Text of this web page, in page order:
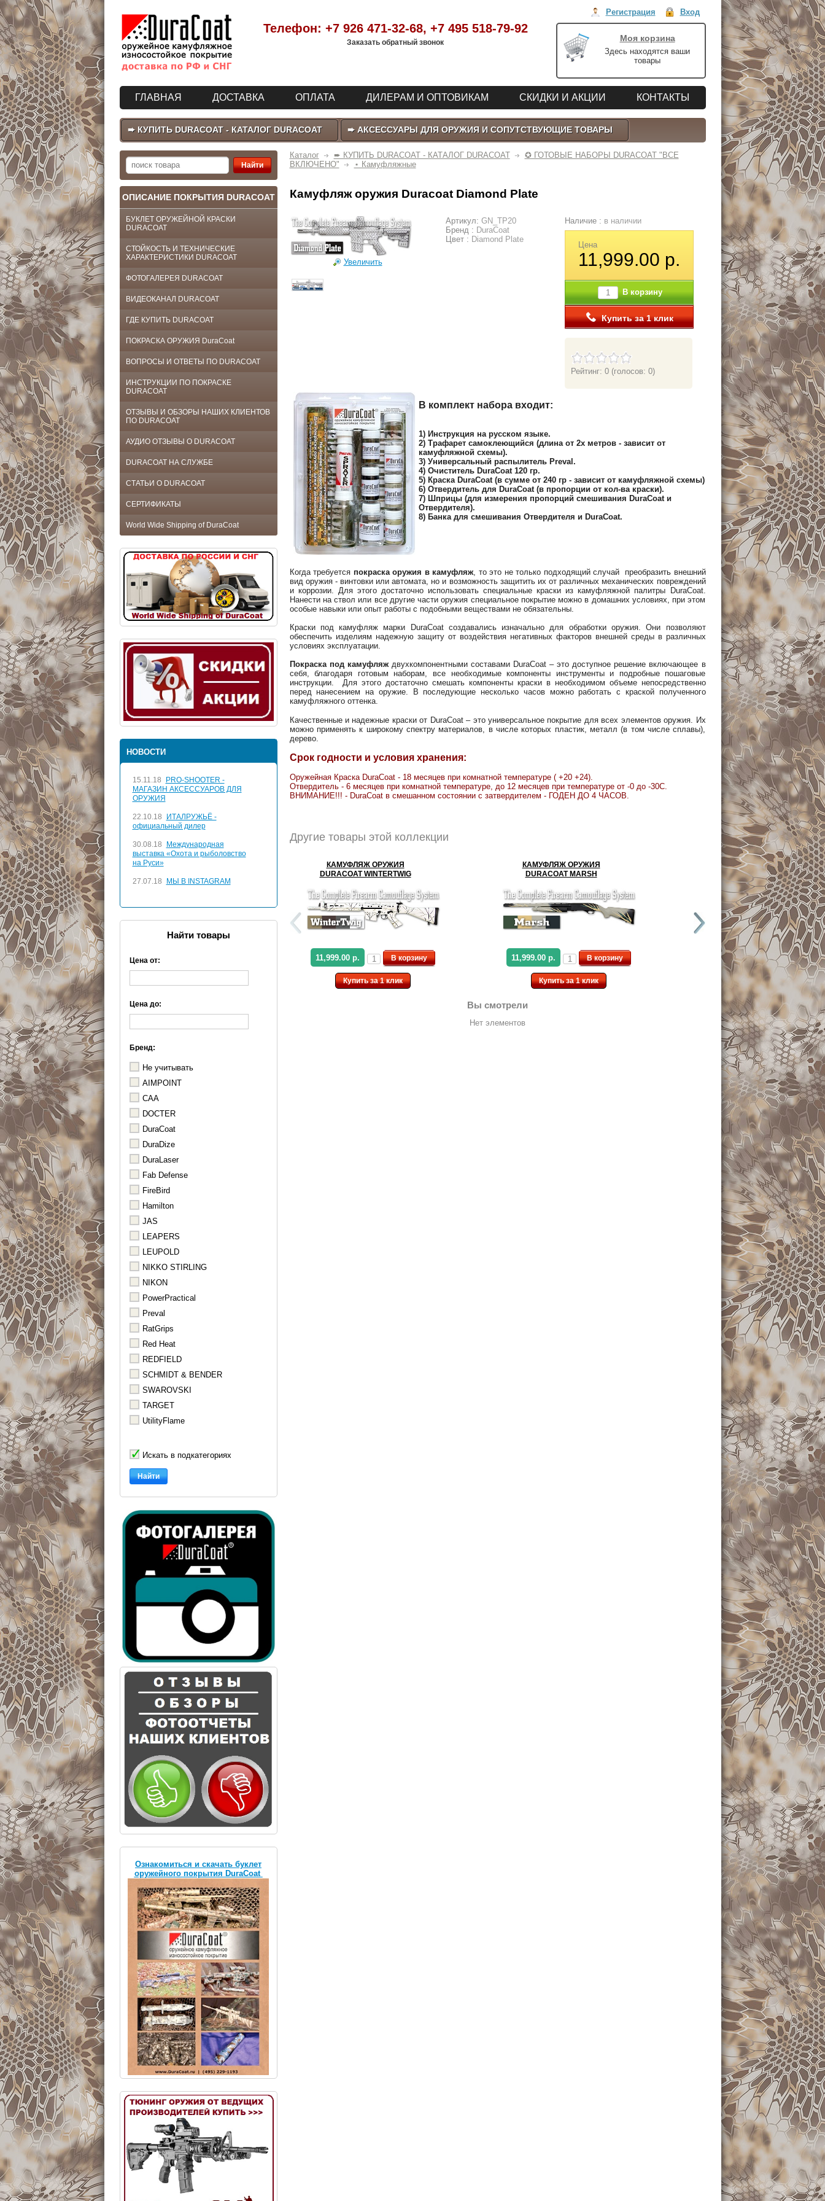
Телефон: +7 926 471-32-68, +7 495 518-79-92
Заказать обратный звонок
Вход
Регистрация
Моя корзина
Здесь находятся ваши
товары
ГЛАВНАЯ ДОСТАВКА ОПЛАТА ДИЛЕРАМ И ОПТОВИКАМ СКИДКИ И АКЦИИ КОНТАКТЫ
➨ КУПИТЬ DURACOAT - КАТАЛОГ DURACOAT ➨ АКСЕССУАРЫ ДЛЯ ОРУЖИЯ И СОПУТСТВУЮЩИЕ ТОВАРЫ
ОПИСАНИЕ ПОКРЫТИЯ DURACOAT
БУКЛЕТ ОРУЖЕЙНОЙ КРАСКИ
DURACOAT
СТОЙКОСТЬ И ТЕХНИЧЕСКИЕ
ХАРАКТЕРИСТИКИ DURACOAT
ФОТОГАЛЕРЕЯ DURACOAT
ВИДЕОКАНАЛ DURACOAT
ГДЕ КУПИТЬ DURACOAT
ПОКРАСКА ОРУЖИЯ DuraCoat
ВОПРОСЫ И ОТВЕТЫ ПО DURACOAT
ИНСТРУКЦИИ ПО ПОКРАСКЕ
DURACOAT
ОТЗЫВЫ И ОБЗОРЫ НАШИХ КЛИЕНТОВ
ПО DURACOAT
АУДИО ОТЗЫВЫ О DURACOAT
DURACOAT НА СЛУЖБЕ
СТАТЬИ О DURACOAT
СЕРТИФИКАТЫ
World Wide Shipping of DuraCoat
НОВОСТИ
15.11.18
PRO-SHOOTER -
МАГАЗИН АКСЕССУАРОВ ДЛЯ
ОРУЖИЯ
22.10.18
ИТАЛРУЖЬЁ -
официальный дилер
30.08.18
Международная
выставка «Охота и рыболовство
на Руси»
27.07.18 МЫ В INSTAGRAM
Найти товары
Цена от:
Цена до:
Бренд:
Не учитывать
AIMPOINT
CAA
DOCTER
DuraCoat
DuraDize
DuraLaser
Fab Defense
FireBird
Hamilton
JAS
LEAPERS
LEUPOLD
NIKKO STIRLING
NIKON
PowerPractical
Preval
RatGrips
Red Heat
REDFIELD
SCHMIDT & BENDER
SWAROVSKI
TARGET
UtilityFlame
Искать в подкатегориях
Ознакомиться и скачать буклет
оружейного покрытия DuraCoat
Каталог ➨ КУПИТЬ DURACOAT - КАТАЛОГ DURACOAT
✪ ГОТОВЫЕ НАБОРЫ DURACOAT "ВСЕ
ВКЛЮЧЕНО"
⋆ Камуфляжные
Камуфляж оружия Duracoat Diamond Plate
Увеличить
Артикул: GN_TP20
Бренд : DuraCoat
Цвет : Diamond Plate
Наличие : в наличии
Цена
11,999.00 р.
В корзину
Купить за 1 клик
Рейтинг: 0 (голосов: 0)
В комплект набора входит:
1) Инструкция на русском языке.
2) Трафарет самоклеющийся (длина от 2х метров - зависит от
камуфляжной схемы).
3) Универсальный распылитель Preval.
4) Очиститель DuraCoat 120 гр.
5) Краска DuraCoat (в сумме от 240 гр - зависит от камуфляжной схемы)
6) Отвердитель для DuraCoat (в пропорции от кол-ва краски).
7) Шприцы (для измерения пропорций смешивания DuraCoat и
Отвердителя).
8) Банка для смешивания Отвердителя и DuraCoat.
Когда требуется покраска оружия в камуфляж, то это не только подходящий случай преобразить внешний
вид оружия - винтовки или автомата, но и возможность защитить их от различных механических повреждений
и коррозии. Для этого достаточно использовать специальные краски из камуфляжной палитры DuraCoat.
Нанести на ствол или все другие части оружия специальное покрытие можно в домашних условиях, при этом
особые навыки или опыт работы с подобными веществами не обязательны.
Краски под камуфляж марки DuraCoat создавались изначально для обработки оружия. Они позволяют
обеспечить изделиям надежную защиту от воздействия негативных факторов внешней среды в различных
условиях эксплуатации.
Покраска под камуфляж двухкомпонентными составами DuraCoat – это доступное решение включающее в
себя, благодаря готовым наборам, все необходимые компоненты инструменты и подробные пошаговые
инструкции. Для этого достаточно смешать компоненты краски в необходимом объеме непосредственно
перед нанесением на оружие. В последующие несколько часов можно работать с краской полученного
камуфляжного оттенка.
Качественные и надежные краски от DuraCoat – это универсальное покрытие для всех элементов оружия. Их
можно применять к широкому спектру материалов, в числе которых пластик, металл (в том числе сплавы),
дерево.
Срок годности и условия хранения:
Оружейная Краска DuraCoat - 18 месяцев при комнатной температуре ( +20 +24).
Отвердитель - 6 месяцев при комнатной температуре, до 12 месяцев при температуре от -0 до -30С.
ВНИМАНИЕ!!! - DuraCoat в смешанном состоянии с затвердителем - ГОДЕН ДО 4 ЧАСОВ.
Другие товары этой коллекции
КАМУФЛЯЖ ОРУЖИЯ
DURACOAT WINTERTWIG
11,999.00 р. В корзину
Купить за 1 клик
КАМУФЛЯЖ ОРУЖИЯ
DURACOAT MARSH
11,999.00 р. В корзину
Купить за 1 клик
КАМУФЛЯЖ ОРУЖИЯ
DURACOAT ADVANCED
AMSTRIPE
11,999.00 р. В корзину
Купить за 1 клик
Вы смотрели
Нет элементов